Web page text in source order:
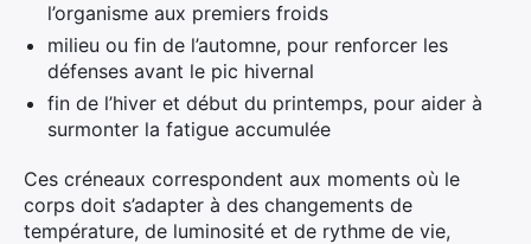
l’organisme aux premiers froids
milieu ou fin de l’automne, pour renforcer les
défenses avant le pic hivernal
fin de l’hiver et début du printemps, pour aider à
surmonter la fatigue accumulée
Ces créneaux correspondent aux moments où le
corps doit s’adapter à des changements de
température, de luminosité et de rythme de vie,
×
: